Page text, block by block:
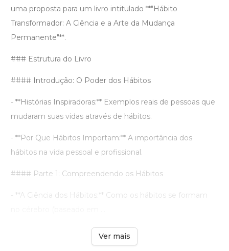
uma proposta para um livro intitulado **"Hábito
Transformador: A Ciência e a Arte da Mudança
Permanente"**.
### Estrutura do Livro
#### Introdução: O Poder dos Hábitos
- **Histórias Inspiradoras:** Exemplos reais de pessoas que
mudaram suas vidas através de hábitos.
- **Por Que Hábitos Importam:** A importância dos
hábitos na vida pessoal e profissional.
#### Parte 1: Compreendendo os Hábitos
- **A Ciência dos Hábitos:** Como os hábitos se formam
Ver mais